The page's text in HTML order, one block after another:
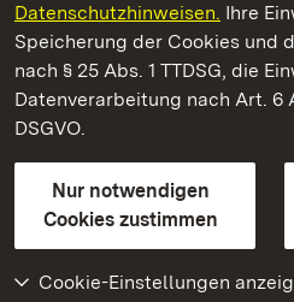
Datenschutzhinweisen. Ihre
Speicherung der Cookies und
nach § 25 Abs. 1 TTDSG, die
Datenverarbeitung nach Art. 6
DSGVO.
Nur notwendigen
Cookies zustimmen
Cookie-Einstellungen
Residenzschloss Rastatt
Staatliche Schlösser und
Kontakt
GebärdenspracheLeichte
Erklärung zur Barrierefreiheit
BITV-konform (geprüfte Seiten)
Weiteres